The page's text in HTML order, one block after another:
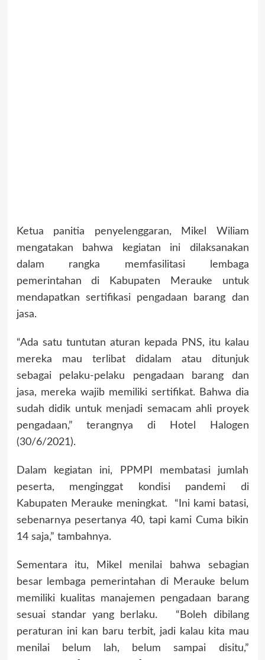
Ketua panitia penyelenggaran, Mikel Wiliam
mengatakan bahwa kegiatan ini dilaksanakan
dalam rangka memfasilitasi lembaga
pemerintahan di Kabupaten Merauke untuk
mendapatkan sertifikasi pengadaan barang dan
jasa.
“Ada satu tuntutan aturan kepada PNS, itu kalau
mereka mau terlibat didalam atau ditunjuk
sebagai pelaku-pelaku pengadaan barang dan
jasa, mereka wajib memiliki sertifikat. Bahwa dia
sudah didik untuk menjadi semacam ahli proyek
pengadaan,” terangnya di Hotel Halogen
(30/6/2021).
Dalam kegiatan ini, PPMPI membatasi jumlah
peserta, menginggat kondisi pandemi di
Kabupaten Merauke meningkat. “Ini kami batasi,
sebenarnya pesertanya 40, tapi kami Cuma bikin
14 saja,” tambahnya.
Sementara itu, Mikel menilai bahwa sebagian
besar lembaga pemerintahan di Merauke belum
memiliki kualitas manajemen pengadaan barang
sesuai standar yang berlaku. “Boleh dibilang
peraturan ini kan baru terbit, jadi kalau kita mau
menilai belum lah, belum sampai disitu,”